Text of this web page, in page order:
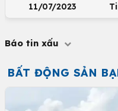
11/07/2023
Báo tin xấu
BẤT ĐỘNG SẢN